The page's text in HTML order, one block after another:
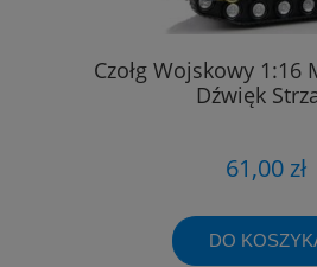
Czołg Wojskowy 1:16
Dźwięk
61,00 zł
DO